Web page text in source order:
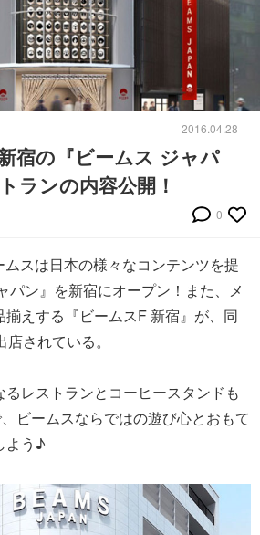
2016.04.28
宿の『ビームス ジャパ
ランの内容公開！
0
スは日本の様々なコンテンツを提
パン』を新宿にオープン！また、メ
揃えする『ビームスF 新宿』が、同
されている。
るレストランとコーヒースタンドも
ビームスならではの遊び心とおもて
よう♪